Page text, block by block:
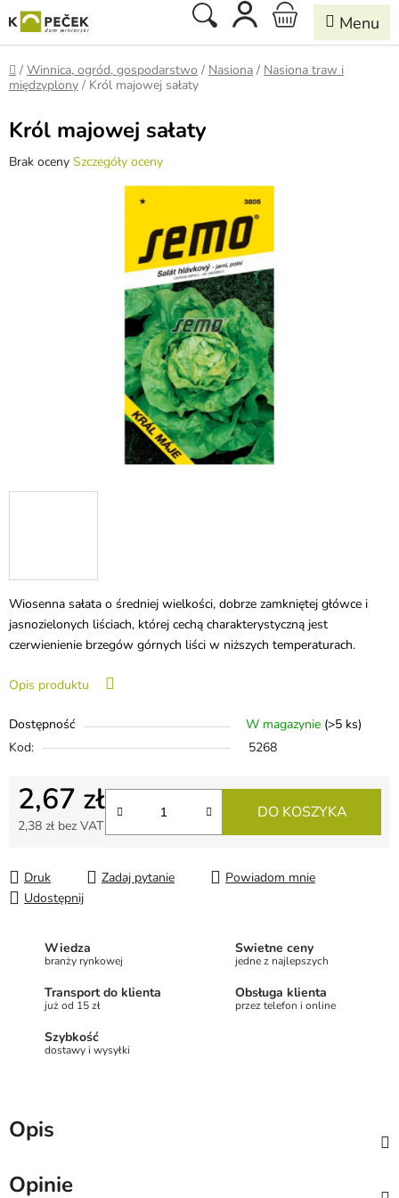
do
treści
Szukaj KOSZYK
Home
/ Winnica, ogród, gospodarstwo / Nasiona / Nasiona traw i
międzyplony / Król majowej sałaty
Wiosenna sałata o średniej wielkości, dobrze zamkniętej główce i
jasnozielonych liściach, której cechą charakterystyczną jest
czerwienienie brzegów górnych liści w niższych temperaturach.
Opis produktu
Dostępność W magazynie (>5 ks)
Kod:
5268
2,67 zł
2,38 zł bez VAT
DO KOSZYKA
Druk Zadaj pytanie
Powiadom mnie
Udostępnij
Król majowej sałaty
Średnia
Brak oceny Szczegóły oceny
Wiedza
branży rynkowej
Świetne ceny
jedne z najlepszych
Transport do klienta
już od 15 zł
Obsługa klienta
przez telefon i online
Szybkość
dostawy i wysyłki
Opis
Opinie